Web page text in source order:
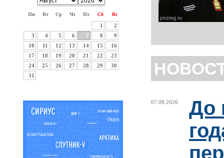
Пн Вт Ср Чт Пт Сб Вс
1
2
3
4 5 6 7 8
9
10
11 12 13 14 15
16
17
18 19 20 21 22
23
24
25 26 27 28 29
30
31
07.08.2026
До